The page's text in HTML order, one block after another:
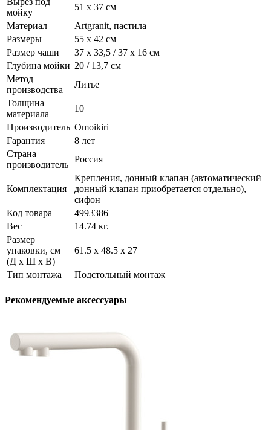
мойку
51 x 37 см
Материал
Artgranit, пастила
Размеры
55 x 42 см
Размер чаши
37 x 33,5 / 37 x 16 см
Глубина мойки 20 / 13,7 см
Метод
производства
Литье
Толщина
материала
10
Производитель Omoikiri
Гарантия
8 лет
Страна
производитель
Россия
Комплектация
Крепления, донный клапан (автоматический
донный клапан приобретается отдельно),
сифон
Код товара
4993386
Вес
14.74 кг.
Размер
упаковки, см
(Д х Ш х В)
61.5 х 48.5 х 27
Тип монтажа Подстольный монтаж
Рекомендуемые аксессуары